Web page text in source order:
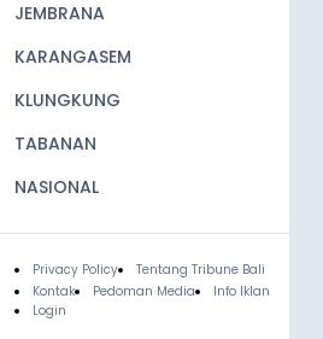
JEMBRANA
KARANGASEM
KLUNGKUNG
TABANAN
NASIONAL
Footer
Privacy Policy
Tentang Tribune Bali
Kontak
Pedoman Media
Info Iklan
Login